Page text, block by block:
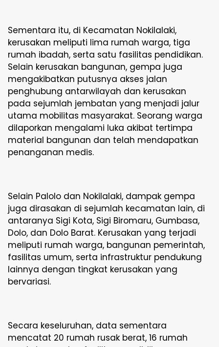
Sementara itu, di Kecamatan Nokilalaki,
kerusakan meliputi lima rumah warga, tiga
rumah ibadah, serta satu fasilitas pendidikan.
Selain kerusakan bangunan, gempa juga
mengakibatkan putusnya akses jalan
penghubung antarwilayah dan kerusakan
pada sejumlah jembatan yang menjadi jalur
utama mobilitas masyarakat. Seorang warga
dilaporkan mengalami luka akibat tertimpa
material bangunan dan telah mendapatkan
penanganan medis.
Selain Palolo dan Nokilalaki, dampak gempa
juga dirasakan di sejumlah kecamatan lain, di
antaranya Sigi Kota, Sigi Biromaru, Gumbasa,
Dolo, dan Dolo Barat. Kerusakan yang terjadi
meliputi rumah warga, bangunan pemerintah,
fasilitas umum, serta infrastruktur pendukung
lainnya dengan tingkat kerusakan yang
bervariasi.
Secara keseluruhan, data sementara
mencatat 20 rumah rusak berat, 16 rumah